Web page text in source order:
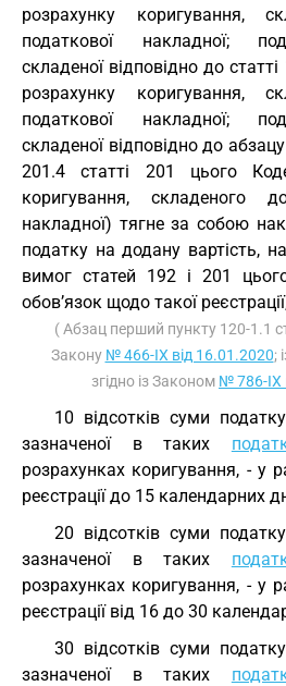
розрахунку коригування,
податкової накладної;
складеної відповідно до
розрахунку коригування,
податкової накладної;
складеної відповідно до
201.4 статті 201 цього
коригування, складеного
накладної) тягне за собою
податку на додану вартість,
вимог статей 192 і 201
обов’язок щодо такої
( Абзац перший пункту 120-1.1
Закону № 466-IX від 16.01.2020;
згідно із Законом № 786-IX
10 відсотків суми
зазначеної в таких
розрахунках коригування, - у
реєстрації до 15 календарних
20 відсотків суми
зазначеної в таких
розрахунках коригування, - у
реєстрації від 16 до 30
30 відсотків суми
зазначеної в таких